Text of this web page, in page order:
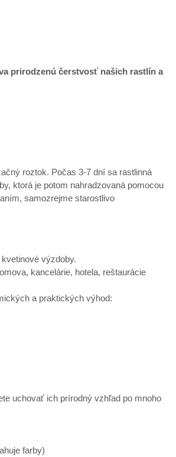
prirodzenú čerstvosť našich rastlín a
roztok. Počas 3-7 dní sa rastlinná
ktorá je potom nahradzovaná pomocou
samozrejme starostlivo
výzdoby.
kancelárie, hotela, reštaurácie
a praktických výhod:
uchovať ich prírodný vzhľad po mnoho
farby)